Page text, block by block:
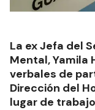
La ex Jefa del
Mental, Yamila
verbales de
Dirección del
lugar de